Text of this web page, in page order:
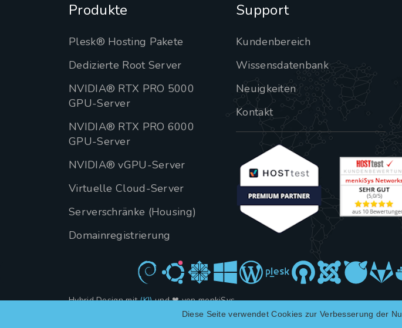
Produkte
Plesk® Hosting Pakete
Dedizierte Root Server
NVIDIA® RTX PRO 5000
GPU-Server
NVIDIA® RTX PRO 6000
GPU-Server
NVIDIA® vGPU-Server
Virtuelle Cloud-Server
Serverschränke (Housing)
Domainregistrierung
Support
Kundenbereich
Wissensdatenbank
Neuigkeiten
Kontakt
Hybrid Design mit(KI) und ❤ von menkiSys
Diese Seite verwendet Cookies zur Verbesserung der